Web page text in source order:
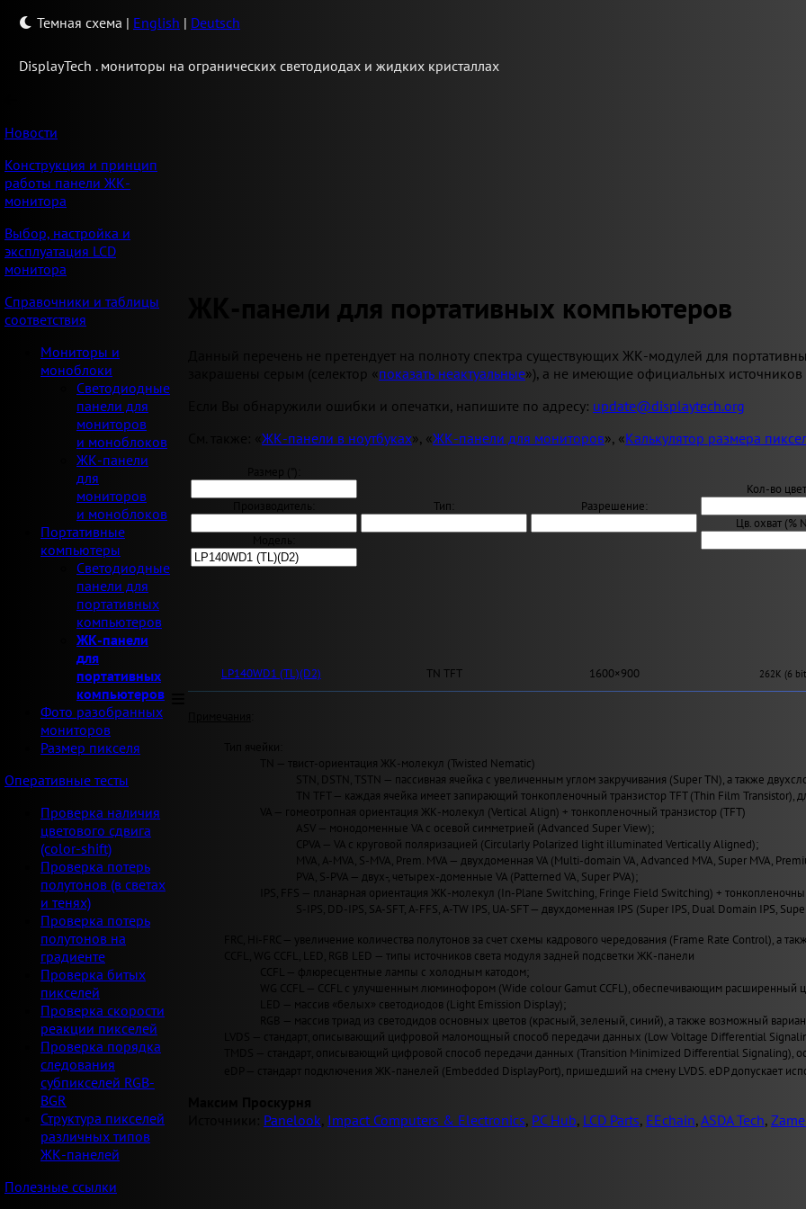
Темная схема | English | Deutsch
DisplayTech . мониторы на огранических светодиодах и жидких кристаллах
Новости
Конструкция и принцип
работы панели ЖК-
монитора
Выбор, настройка и
эксплуатация LCD
монитора
Справочники и таблицы
соответствия
Мониторы и
моноблоки
Светодиодные
панели для
мониторов
и моноблоков
ЖК-панели
для
мониторов
и моноблоков
Портативные
компьютеры
Светодиодные
панели для
портативных
компьютеров
ЖК-панели
для
портативных
компьютеров
Фото разобранных
мониторов
Размер пикселя
Оперативные тесты
Проверка наличия
цветового сдвига
(color-shift)
Проверка потерь
полутонов (в светах
и тенях)
Проверка потерь
полутонов на
градиенте
Проверка битых
пикселей
Проверка скорости
реакции пикселей
Проверка порядка
следования
субпикселей RGB-
BGR
Структура пикселей
различных типов
ЖК-панелей
Полезные ссылки
ЖК-панели для портативных компьютеров
Данный перечень не претендует на полноту спектра существующих ЖК-модулей для
закрашены серым (селектор «показать неактуальные»), а не имеющие официальных
Если Вы обнаружили ошибки и опечатки, напишите по адресу: update@displaytech.org
ЖК-панели в ноутбуках», «ЖК-панели для мониторов», «Калькулятор размера
Производитель: Тип: Разрешение:
Кол-во
Цв. охват (%
LP140WD1 (TL)(D2) TN TFT 1600×900 262K (6
TN — твист-ориентация ЖК-молекул (Twisted Nematic)
STN, DSTN, TSTN — пассивная ячейка с увеличенным углом закручивания (Super TN), а также
TN TFT — каждая ячейка имеет запирающий тонкопленочный транзистор TFT (Thin Film
VA — гомеотропная ориентация ЖК-молекул (Vertical Align) + тонкопленочный транзистор (TFT)
ASV — монодоменные VA с осевой симметрией (Advanced Super View);
CPVA — VA с круговой поляризацией (Circularly Polarized light illuminated Vertically Aligned);
MVA, A-MVA, S-MVA, Prem. MVA — двухдоменная VA (Multi-domain VA, Advanced MVA, Super MVA,
PVA, S-PVA — двух-, четырех-доменные VA (Patterned VA, Super PVA);
IPS, FFS — планарная ориентация ЖК-молекул (In-Plane Switching, Fringe Field Switching) +
S-IPS, DD-IPS, SA-SFT, A-FFS, A-TW IPS, UA-SFT — двухдоменная IPS (Super IPS, Dual Domain IPS,
FRC, Hi-FRC — увеличение количества полутонов за счет схемы кадрового чередования (Frame Rate Control), а
CCFL, WG CCFL, LED, RGB LED — типы источников света модуля задней подсветки ЖК-панели
CCFL — флюресцентные лампы с холодным катодом;
WG CCFL — CCFL с улучшенным люминофором (Wide сolour Gamut CCFL), обеспечивающим расширенный
LED — массив «белых» светодиодов (Light Emission Display);
RGB — массив триад из светодидов основных цветов (красный, зеленый, синий), а также возможный
LVDS — стандарт, описывающий цифровой маломощный способ передачи данных (Low Voltage Differential
TMDS — стандарт, описывающий цифровой способ передачи данных (Transition Minimized Differential Signaling),
eDP — стандарт подключения ЖК-панелей (Embedded DisplayPort), пришедший на смену LVDS. eDP допускает
Максим Проскурня
Panelook, Impact Computers & Electronics, PC Hub, LCD Parts, EEchain,ASDA Tech,